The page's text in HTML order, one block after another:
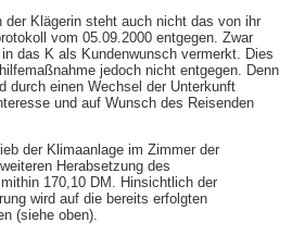
der Klägerin steht auch nicht das von ihr
vom 05.09.2000 entgegen. Zwar
das K als Kundenwunsch vermerkt. Dies
jedoch nicht entgegen. Denn
durch einen Wechsel der Unterkunft
und auf Wunsch des Reisenden
der Klimaanlage im Zimmer der
Herabsetzung des
170,10 DM. Hinsichtlich der
wird auf die bereits erfolgten
(siehe oben).